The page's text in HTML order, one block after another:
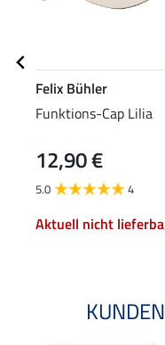
Felix Bühler
Funktions-Cap Lilia
12,90 €
5.0 4
Aktuell nicht